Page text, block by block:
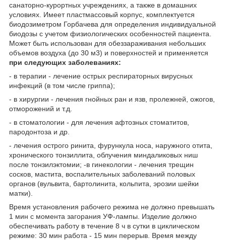
санаторно-курортных учреждениях, а также в домашних
условиях. Имеет пластмассовый корпус, комплектуется
биодозиметром Горбачева для определения индивидуальной
биодозы с учетом физиологических особенностей пациента.
Может быть использован для обеззараживания небольших
объемов воздуха (до 30 м3) и поверхностей и применяется
при следующих заболеваниях:
- в терапии - лечение острых респираторных вирусных
инфекций (в том числе гриппа);
- в хирургии - лечения гнойных ран и язв, пролежней, ожогов,
отморожений и т.д.
- в стоматологии - для лечения афтозных стоматитов,
пародонтоза и др.
- лечения острого ринита, фурункула носа, наружного отита,
хронического тонзиллита, облучения миндаликовых ниш
после тонзилэктомии; -в гинекологии - лечения трещин
сосков, мастита, воспалительных заболеваний половых
органов (вульвита, бартолинита, кольпита, эрозии шейки
матки).
Время установления рабочего режима не должно превышать
1 мин с момента загорания УФ-лампы. Изделие должно
обеспечивать работу в течение 8 ч в сутки в циклическом
режиме: 30 мин работа - 15 мин перерыв. Время между